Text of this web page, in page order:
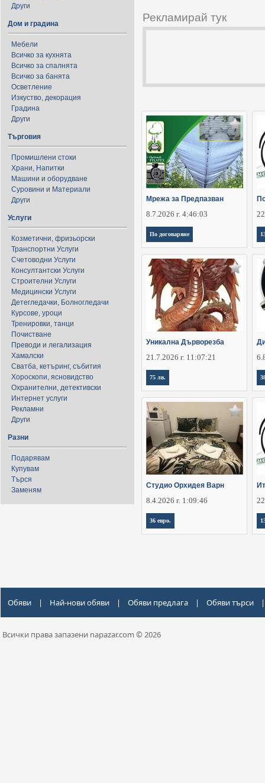
Други
Дом и градина
Мебели
Всичко за кухнята
Всичко за спалнята
Всичко за банята
Осветление
Изкуство, декорация
Градина
Други
Търговия
Промишлени стоки
Храни, Напитки
Машини и оборудване
Суровини и Материали
Други
Услуги
Козметични, фризьорски
Транспортни Услуги
Счетоводни Услуги
Консултантски Услуги
Строителни Услуги
Медицински Услуги
Детегледачки, Болногледачи
Курсове, уроци
Тренировки, танци
Почистване
Преводи и легализация
Хамалски
Сватба, кетъринг, събития
Хороскопи, ясновидство
Охранителни, детективски
Интернет услуги
Рекламни
Други
Разни
Подарявам
Купувам
Търся
Заменям
Рекламирай тук
Мрежа за Предпазван
8.7.2026 г. 4:46:03
По договаряне
Уникална Дърворезба
21.7.2026 г. 11:07:21
75 лв.
Студио Орхидея Варн
8.4.2026 г. 1:09:46
36 евро.
Обяви | Най-нови обяви | Обяви предлага | Обяви търси |
Всички права запазени napazar.com © 2026